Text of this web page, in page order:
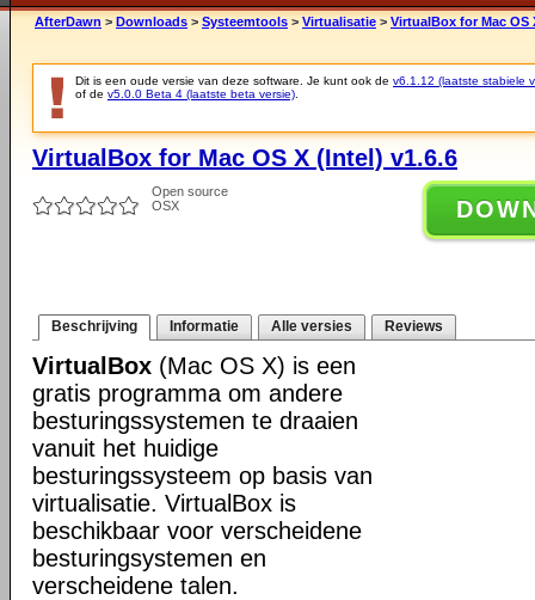
AfterDawn > Downloads > Systeemtools > Virtualisatie > VirtualBox for Mac OS
Dit is een oude versie van deze software. Je kunt ook de v6.1.12 (laatste stabiele
of de v5.0.0 Beta 4 (laatste beta versie)
VirtualBox for Mac OS X (Intel) v1.6.6
Open source
OSX
Beschrijving Informatie Alle versies Reviews
VirtualBox (Mac OS X) is een
gratis programma om andere
besturingssystemen te draaien
vanuit het huidige
besturingssysteem op basis van
virtualisatie. VirtualBox is
beschikbaar voor verscheidene
besturingsystemen en
verscheidene talen.